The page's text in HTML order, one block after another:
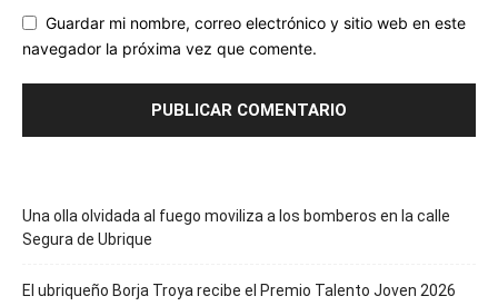
Guardar mi nombre, correo electrónico y sitio web en este
navegador la próxima vez que comente.
Una olla olvidada al fuego moviliza a los bomberos en la calle
Segura de Ubrique
El ubriqueño Borja Troya recibe el Premio Talento Joven 2026